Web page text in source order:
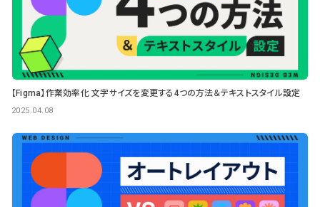
【Figma】作業効率化 文字サイズを変更する4つの方法＆テキストスタイル設定
2025.04.08